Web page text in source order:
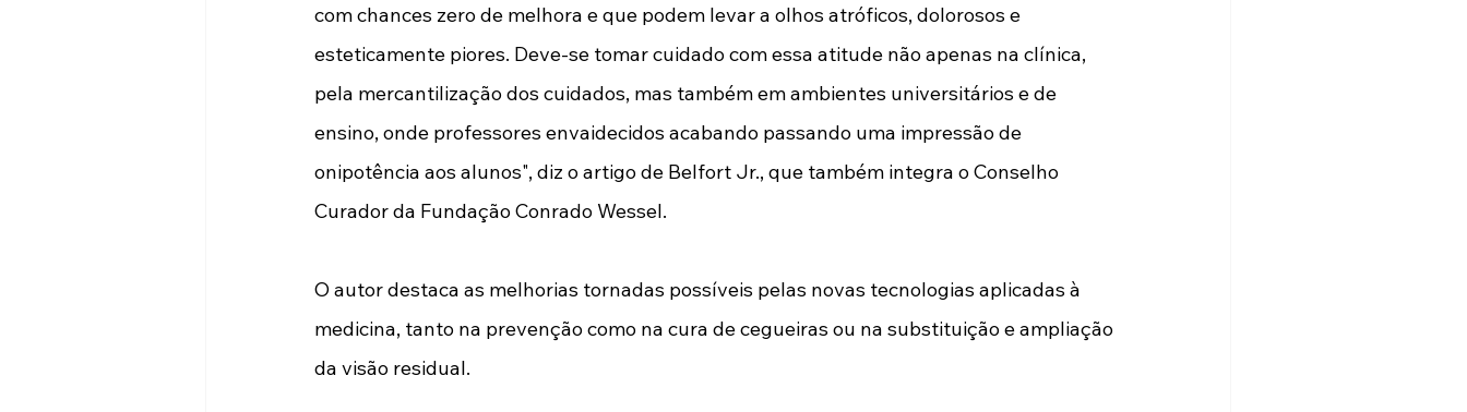
com chances zero de melhora e que podem levar a olhos atróficos, dolorosos e
esteticamente piores. Deve-se tomar cuidado com essa atitude não apenas na clínica,
pela mercantilização dos cuidados, mas também em ambientes universitários e de
ensino, onde professores envaidecidos acabando passando uma impressão de
onipotência aos alunos", diz o artigo de Belfort Jr., que também integra o Conselho
Curador da Fundação Conrado Wessel.
O autor destaca as melhorias tornadas possíveis pelas novas tecnologias aplicadas à
medicina, tanto na prevenção como na cura de cegueiras ou na substituição e ampliação
da visão residual.